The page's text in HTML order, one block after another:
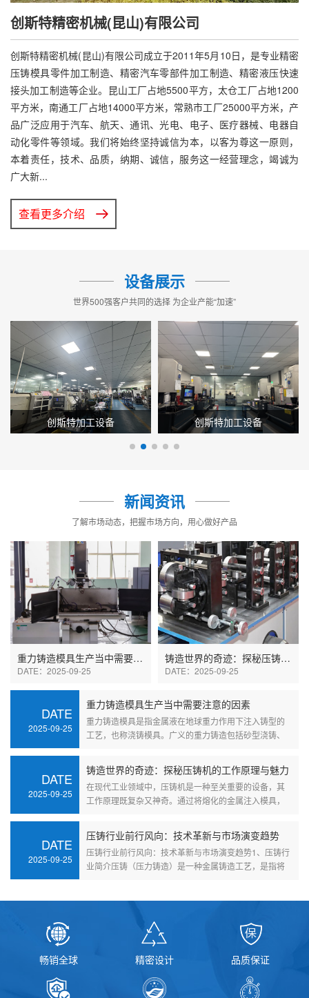
创斯特精密机械(昆山)有限公司
创斯特精密机械(昆山)有限公司成立于2011年5月10日，是专业精密
压铸模具零件加工制造、精密汽车零部件加工制造、精密液压快速
接头加工制造等企业。昆山工厂占地5500平方，太仓工厂占地1200
平方米，南通工厂占地14000平方米，常熟市工厂25000平方米，产
品广泛应用于汽车、航天、通讯、光电、电子、医疗器械、电器自
动化零件等领域。我们将始终坚持诚信为本，以客为尊这一原则，
本着责任，技术、品质，纳期、诚信，服务这一经营理念，竭诚为
广大新...
查看更多介绍
设备展示
世界500强客户共同的选择 为企业产能“加速”
创斯特加工设备 创斯特加工设备
新闻资讯
了解市场动态，把握市场方向，用心做好产品
重力铸造模具生产当中需要注意的因素
DATE：2025-09-25
铸造世界的奇迹：探秘压铸机的工作原理与魅力
DATE：2025-09-25
DATE
2025-09-25
重力铸造模具生产当中需要注意的因素
重力铸造模具是指金属液在地球重力作用下注入铸型的
工艺，也称浇铸模具。广义的重力铸造包括砂型浇铸、
DATE
2025-09-25
铸造世界的奇迹：探秘压铸机的工作原理与魅力
在现代工业领域中，压铸机是一种至关重要的设备，其
工作原理既复杂又神奇。通过将熔化的金属注入模具，
DATE
2025-09-25
压铸行业前行风向：技术革新与市场演变趋势
压铸行业前行风向：技术革新与市场演变趋势1、压铸行
业简介压铸（压力铸造）是一种金属铸造工艺，是指将
畅销全球 精密设计 品质保证